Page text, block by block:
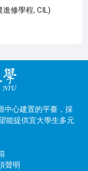
修學程, CIL)
中心建置的平臺，採
能提供宜大學生多元
聲明